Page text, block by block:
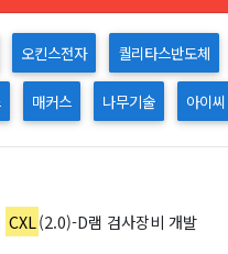
오킨스전자 퀄리타스반도체
매커스 나무기술 아이씨
CXL(2.0)-D램 검사장비 개발